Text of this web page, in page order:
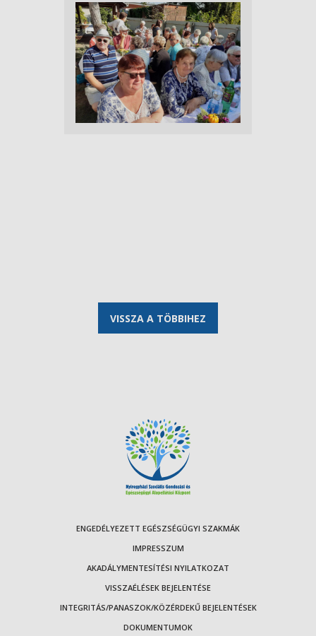
VISSZA A TÖBBIHEZ
ENGEDÉLYEZETT EGÉSZSÉGÜGYI SZAKMÁK
IMPRESSZUM
AKADÁLYMENTESÍTÉSI NYILATKOZAT
VISSZAÉLÉSEK BEJELENTÉSE
INTEGRITÁS/PANASZOK/KÖZÉRDEKŰ BEJELENTÉSEK
DOKUMENTUMOK